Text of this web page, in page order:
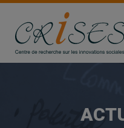
Aller
contenu
principal